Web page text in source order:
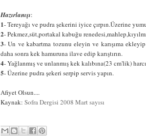
Hazırlanışı:
1- Tereyağı ve pudra şekerini iyice çırpın.Üzerine
2- Pekmez,süt,portakal kabuğu
3- Un ve kabartma tozunu eleyin ve karışıma
daha sonra kek hamuruna ilave edip karıştırın.
4- Yağlanmış ve unlanmış kek kalıbına(23 cm'lik)
5- Üzerine pudra şekeri serpip servis yapın.
Afiyet Olsun....
Kaynak: Sofra Dergisi 2008 Mart sayısı